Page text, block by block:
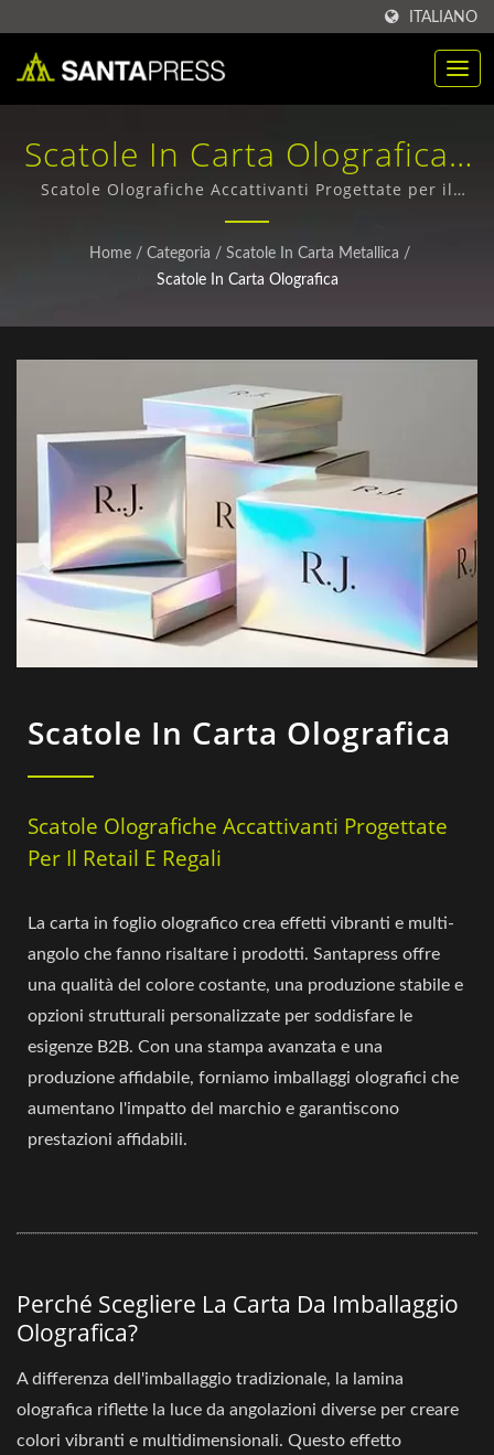
ITALIANO
Scatole In Carta Olografica /
Fornitori Di Scatole In Carta
Kraft Sostenibile Per Aziende
| Santa Press Co., Ltd.
Scatole Olografiche Accattivanti Progettate per il
Retail e Regali / Scatole di imballaggio in carta
ecologica - Design personalizzati e ordini all'ingrosso
Home / Categoria / Scatole In Carta Metallica /
Scatole In Carta Olografica
Scatole In Carta Olografica
Scatole Olografiche Accattivanti Progettate
Per Il Retail E Regali
La carta in foglio olografico crea effetti vibranti e multi-
angolo che fanno risaltare i prodotti. Santapress offre
una qualità del colore costante, una produzione stabile e
opzioni strutturali personalizzate per soddisfare le
esigenze B2B. Con una stampa avanzata e una
produzione affidabile, forniamo imballaggi olografici che
aumentano l'impatto del marchio e garantiscono
prestazioni affidabili.
Perché Scegliere La Carta Da Imballaggio
Olografica?
A differenza dell'imballaggio tradizionale, la lamina
olografica riflette la luce da angolazioni diverse per creare
colori vibranti e multidimensionali. Questo effetto